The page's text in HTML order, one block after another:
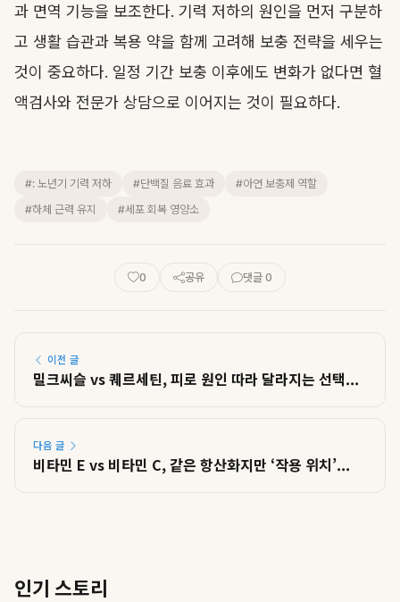
과 면역 기능을 보조한다. 기력 저하의 원인을 먼저 구분하
고 생활 습관과 복용 약을 함께 고려해 보충 전략을 세우는
것이 중요하다. 일정 기간 보충 이후에도 변화가 없다면 혈
액검사와 전문가 상담으로 이어지는 것이 필요하다.
#: 노년기 기력 저하 #단백질 음료 효과
#아연 보충제 역할
#하체 근력 유지
#세포 회복 영양소
0 공유 댓글 0
이전 글
밀크씨슬 vs 퀘르세틴, 피로 원인 따라 달라지는 선택...
다음 글
비타민 E vs 비타민 C, 같은 항산화지만 ‘작용 위치’...
인기 스토리